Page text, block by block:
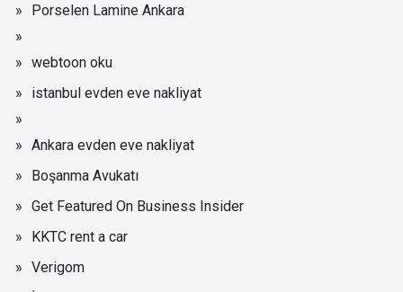
Porselen Lamine Ankara
webtoon oku
istanbul evden eve nakliyat
Ankara evden eve nakliyat
Boşanma Avukatı
Get Featured On Business Insider
KKTC rent a car
Verigom